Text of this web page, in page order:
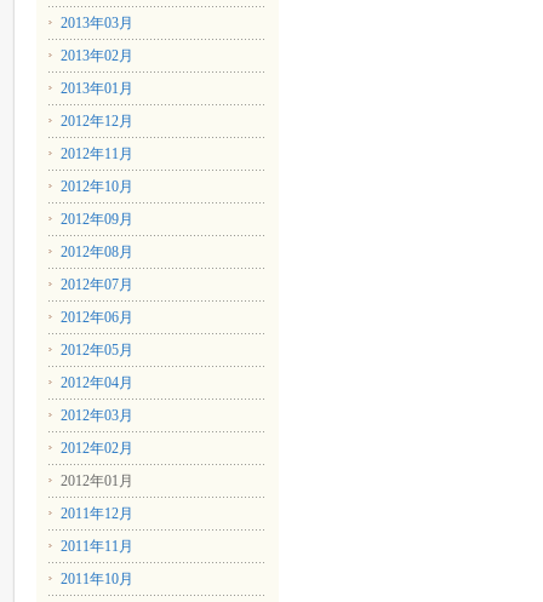
2013年03月
2013年02月
2013年01月
2012年12月
2012年11月
2012年10月
2012年09月
2012年08月
2012年07月
2012年06月
2012年05月
2012年04月
2012年03月
2012年02月
2012年01月
2011年12月
2011年11月
2011年10月